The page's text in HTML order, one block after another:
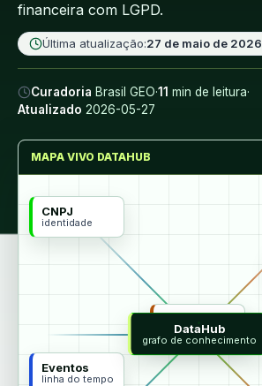
financeira com LGPD.
Última atualização:27 de maio de 2026
Curadoria Brasil GEO·11 min de leitura·
Atualizado 2026-05-27
MAPA VIVO DATAHUB
CNPJ
identidade
Eventos
linha do tempo
agentes
DataHub
grafo de conhecimento